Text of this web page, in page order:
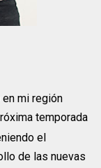
mi región
temporada
el
de las nuevas